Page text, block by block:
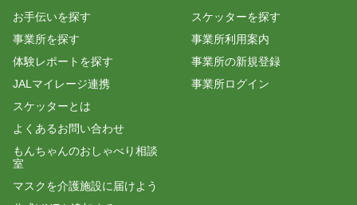
お手伝いを探す
事業所を探す
体験レポートを探す
JALマイレージ連携
スケッターとは
よくあるお問い合わせ
もんちゃんのおしゃべり相談
室
マスクを介護施設に届けよう
スケッターを探す
事業所利用案内
事業所の新規登録
事業所ログイン